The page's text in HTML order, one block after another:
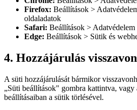
Firefox: Beállítások >
oldaladatok
Safari: Beállítások > Adatvédelem
Edge: Beállítások > Sütik és
4. Hozzájárulás
A süti hozzájárulását bármikor
„Süti beállítások" gombra kattintva, vagy
beállításaiban a sütik törlésével.